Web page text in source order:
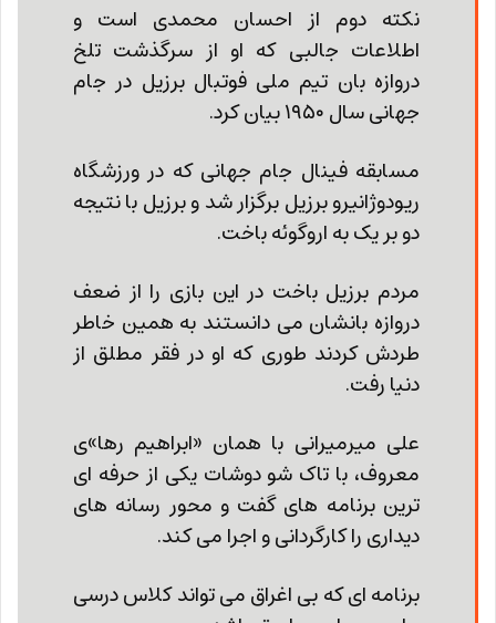
نکته دوم از احسان محمدی است و
اطلاعات جالبی که او از سرگذشت تلخ
دروازه بان تیم ملی فوتبال برزیل در جام
جهانی سال ۱۹۵۰ بیان کرد.
مسابقه فینال جام جهانی که در ورزشگاه
ریودوژانیرو برزیل برگزار شد و برزیل با نتیجه
دو بر یک به اروگوئه باخت.
مردم برزیل باخت در این بازی را از ضعف
دروازه بانشان می دانستند به همین خاطر
طردش کردند طوری که او در فقر مطلق از
دنیا رفت.
علی میرمیرانی با همان «ابراهیم رها»ی
معروف، با تاک شو دوشات یکی از حرفه ای
ترین برنامه های گفت و محور رسانه های
دیداری را کارگردانی و اجرا می کند.
برنامه ای که بی اغراق می تواند کلاس درسی